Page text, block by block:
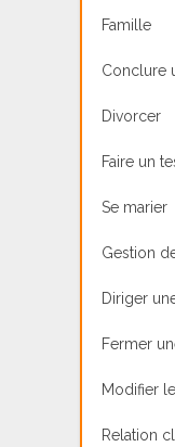
Famille
Conclure
Divorcer
Faire un
Se marier
Gestion
Diriger
Fermer
Modifier
Relation